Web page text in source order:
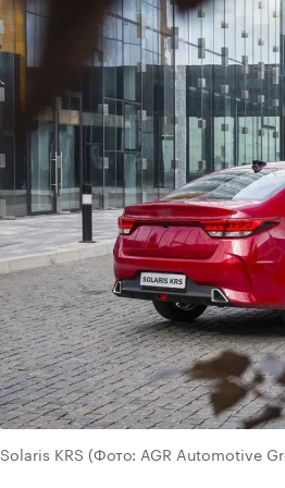
Solaris KRS (Фото: AGR Automotive